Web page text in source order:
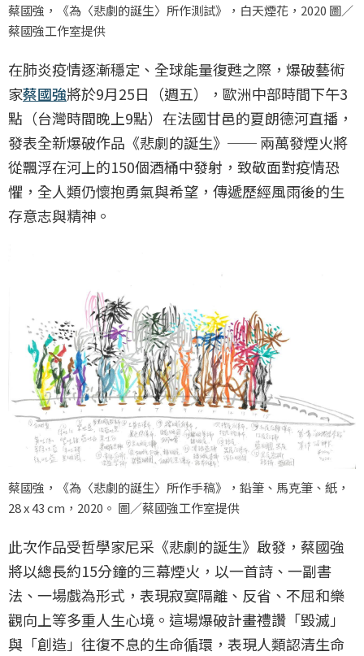
蔡國強，《為〈悲劇的誕生〉所作測試》，白天煙花，2020 圖／
蔡國強工作室提供
在肺炎疫情逐漸穩定、全球能量復甦之際，爆破藝術
家蔡國強將於9月25日（週五），歐洲中部時間下午3
點（台灣時間晚上9點）在法國甘邑的夏朗德河直播，
發表全新爆破作品《悲劇的誕生》── 兩萬發煙火將
從飄浮在河上的150個酒桶中發射，致敬面對疫情恐
懼，全人類仍懷抱勇氣與希望，傳遞歷經風雨後的生
存意志與精神。
蔡國強，《為〈悲劇的誕生〉所作手稿》，鉛筆、馬克筆、紙，
28 x 43 cm，2020。 圖／蔡國強工作室提供
此次作品受哲學家尼采《悲劇的誕生》啟發，蔡國強
將以總長約15分鐘的三幕煙火，以一首詩、一副書
法、一場戲為形式，表現寂寞隔離、反省、不屈和樂
觀向上等多重人生心境。這場爆破計畫禮讚「毀滅」
與「創造」往復不息的生命循環，表現人類認清生命